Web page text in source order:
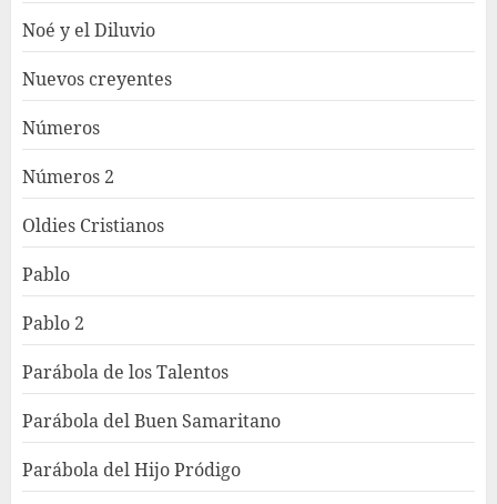
Noé y el Diluvio
Nuevos creyentes
Números
Números 2
Oldies Cristianos
Pablo
Pablo 2
Parábola de los Talentos
Parábola del Buen Samaritano
Parábola del Hijo Pródigo